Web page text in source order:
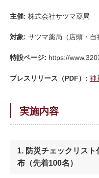
主催: 株式会社サツマ薬局
対象: サツマ薬局（店頭・
特設ページ: https://
プレスリリース（PDF）: 神
実施内容
1. 防災チェックリス
布（先着100名）